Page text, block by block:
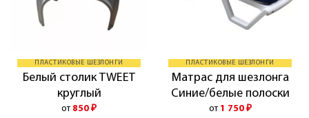
ПЛАСТИКОВЫЕ ШЕЗЛОНГИ
Белый столик TWEET
круглый
от 850 ₽
ПЛАСТИКОВЫЕ ШЕЗЛОНГИ
Матрас для шезлонга
Синие/белые полоски
от 1 750 ₽